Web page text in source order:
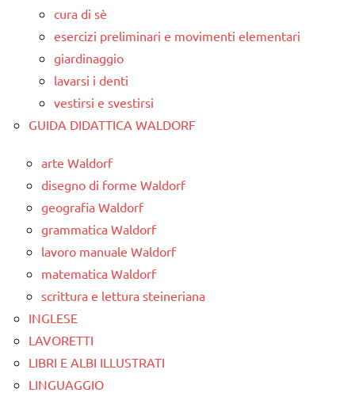
cura di sè
esercizi preliminari e movimenti elementari
giardinaggio
lavarsi i denti
vestirsi e svestirsi
GUIDA DIDATTICA WALDORF
arte Waldorf
disegno di forme Waldorf
geografia Waldorf
grammatica Waldorf
lavoro manuale Waldorf
matematica Waldorf
scrittura e lettura steineriana
INGLESE
LAVORETTI
LIBRI E ALBI ILLUSTRATI
LINGUAGGIO